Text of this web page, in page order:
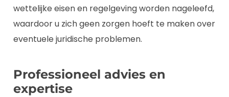
wettelijke eisen en regelgeving worden nageleefd,
waardoor u zich geen zorgen hoeft te maken over
eventuele juridische problemen.
Professioneel advies en
expertise